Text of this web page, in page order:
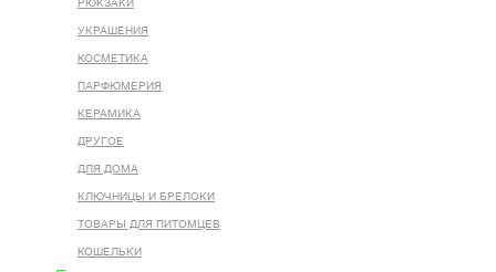
РЮКЗАКИ
УКРАШЕНИЯ
КОСМЕТИКА
ПАРФЮМЕРИЯ
КЕРАМИКА
ДРУГОЕ
ДЛЯ ДОМА
КЛЮЧНИЦЫ И БРЕЛОКИ
ТОВАРЫ ДЛЯ ПИТОМЦЕВ
КОШЕЛЬКИ